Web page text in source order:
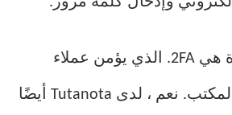
ميزة إضافية واحدة هي 2FA. الذي يؤمن عملاء
المحمول وسطح المكتب. نعم ، لدى Tutanota أيضًا